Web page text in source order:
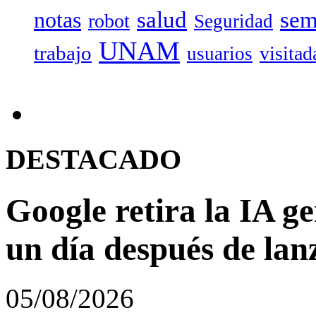
notas robot salud Seguridad
trabajo UNAM usuarios
DESTACADO
Google retira la IA
un día después de
05/08/2026